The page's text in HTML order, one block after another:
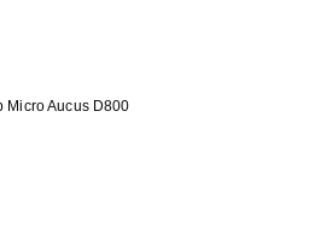
Micro Aucus D800